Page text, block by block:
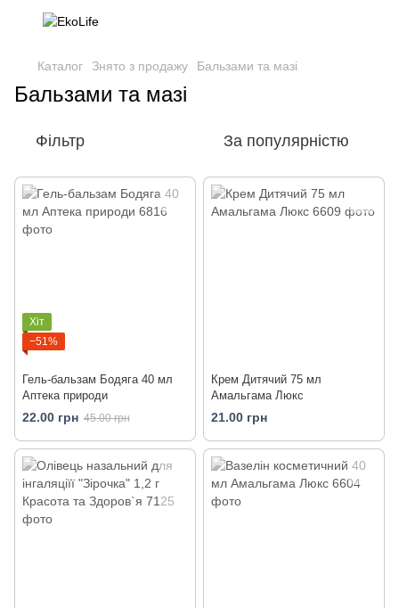
Каталог Знято з продажу Бальзами та мазі
Бальзами та мазі
Фільтр За популярністю
Хіт
−51%
Гель-бальзам Бодяга 40 мл
Аптека природи
22.00 грн 45.00 грн
Крем Дитячий 75 мл
Амальгама Люкс
21.00 грн